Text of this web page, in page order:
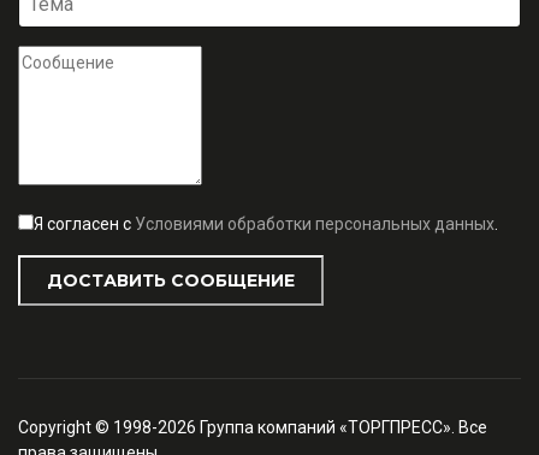
Я согласен с Условиями обработки персональных данных
ДОСТАВИТЬ СООБЩЕНИЕ
Copyright © 1998-2026 Группа компаний «ТОРГПРЕСС». Все